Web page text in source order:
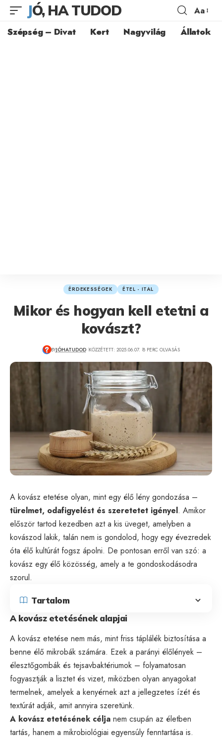
JÓ, HA TUDOD Aa
Szépség – Divat Kert Nagyvilág Állatok
ÉRDEKESSÉGEK ÉTEL - ITAL
Mikor és hogyan kell etetni a
kovászt?
BYJÓHATUDOD KÖZZÉTETT: 2025.06.07. 8 PERC OLVASÁS
A kovász etetése olyan, mint egy élő lény gondozása –
türelmet, odafigyelést és szeretetet igényel. Amikor
először tartod kezedben azt a kis üveget, amelyben a
kovászod lakik, talán nem is gondolod, hogy egy évezredek
óta élő kultúrát fogsz ápolni. De pontosan erről van szó: a
kovász egy élő közösség, amely a te gondoskodásodra
szorul.
Tartalom
A kovász etetésének alapjai
A kovász etetése nem más, mint friss táplálék biztosítása a
benne élő mikrobák számára. Ezek a parányi élőlények –
élesztőgombák és tejsavbaktériumok – folyamatosan
fogyasztják a lisztet és vizet, miközben olyan anyagokat
termelnek, amelyek a kenyérnek azt a jellegzetes ízét és
textúrát adják, amit annyira szeretünk.
A kovász etetésének célja nem csupán az életben
tartás, hanem a mikrobiológiai egyensúly fenntartása is.